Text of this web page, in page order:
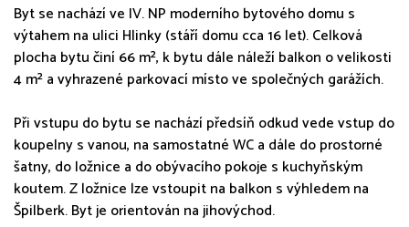
Byt se nachází ve IV. NP moderního bytového domu s
výtahem na ulici Hlinky (stáří domu cca 16 let). Celková
plocha bytu činí 66 m², k bytu dále náleží balkon o velikosti
4 m² a vyhrazené parkovací místo ve společných garážích.
Při vstupu do bytu se nachází předsíň odkud vede vstup do
koupelny s vanou, na samostatné WC a dále do prostorné
šatny, do ložnice a do obývacího pokoje s kuchyňským
koutem. Z ložnice lze vstoupit na balkon s výhledem na
Špilberk. Byt je orientován na jihovýchod.